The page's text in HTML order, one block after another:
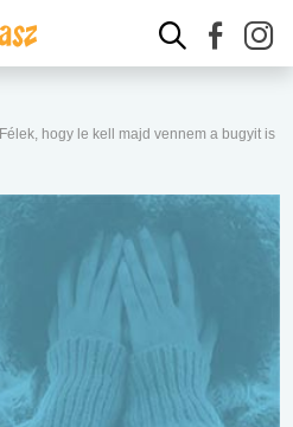
Félek, hogy le kell majd vennem a bugyit is